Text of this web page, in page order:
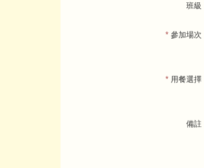
班級
* 參加場次
* 用餐選擇
備註